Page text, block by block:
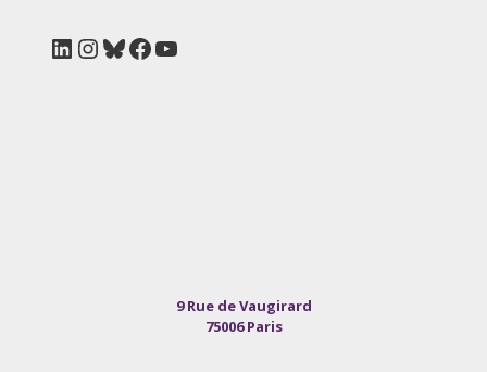
LinkedIn
Instagram
Bluesky
Facebook
YouTube
9 Rue de Vaugirard
75006 Paris